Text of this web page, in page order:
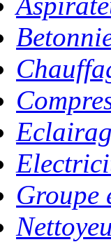
Groupe